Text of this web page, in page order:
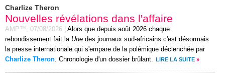
Charlize Theron
Nouvelles révélations dans l'affaire
AMP™, 07/08/2026
Alors que depuis août 2026 chaque
rebondissement fait la Une des journaux sud-africains c'est désormais
la presse internationale qui s'empare de la polémique déclenchée par
Charlize Theron. Chronologie d'un dossier brûlant. LIRE LA SUITE »